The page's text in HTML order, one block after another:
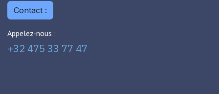
Contact :
Appelez-nous :
+32 475 33 77 47